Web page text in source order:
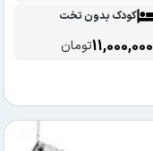
کودک بدون تخت
11,000,000تومان